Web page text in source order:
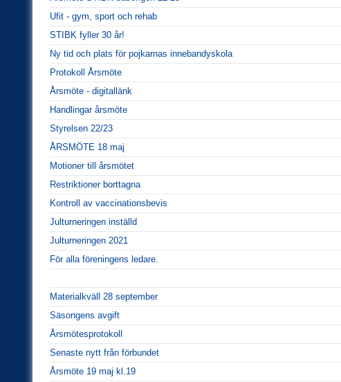
Ufit - gym, sport och rehab
STIBK fyller 30 år!
Ny tid och plats för pojkarnas innebandyskola
Protokoll Årsmöte
Årsmöte - digitallänk
Handlingar årsmöte
Styrelsen 22/23
ÅRSMÖTE 18 maj
Motioner till årsmötet
Restriktioner borttagna
Kontroll av vaccinationsbevis
Julturneringen inställd
Julturneringen 2021
För alla föreningens ledare.
Materialkväll 28 september
Säsongens avgift
Årsmötesprotokoll
Senaste nytt från förbundet
Årsmöte 19 maj kl.19